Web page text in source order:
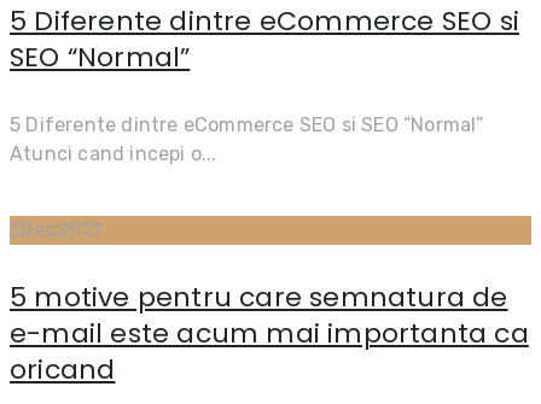
5 Diferente dintre eCommerce SEO si
SEO “Normal”
5 Diferente dintre eCommerce SEO si SEO “Normal”
Atunci cand incepi o...
3Dec2021
5 motive pentru care semnatura de
e-mail este acum mai importanta ca
oricand